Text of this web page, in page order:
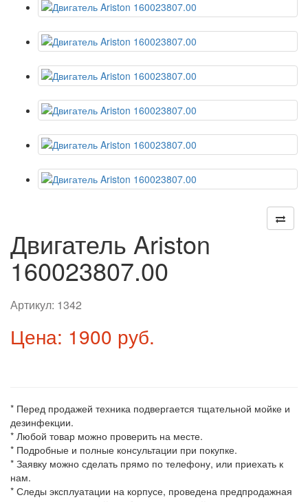
Двигатель Ariston
160023807.00
Артикул: 1342
Цена: 1900 руб.
* Перед продажей техника подвергается тщательной мойке и
дезинфекции.
* Любой товар можно проверить на месте.
* Подробные и полные консультации при покупке.
* Заявку можно сделать прямо по телефону, или приехать к
нам.
* Следы эксплуатации на корпусе, проведена предпродажная